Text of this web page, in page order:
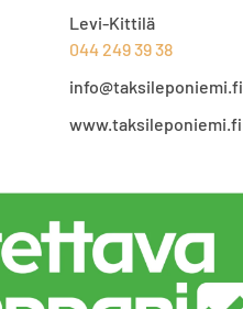
Levi-Kittilä
044 249 39 38
info@taksileponiemi.fi
www.taksileponiemi.fi